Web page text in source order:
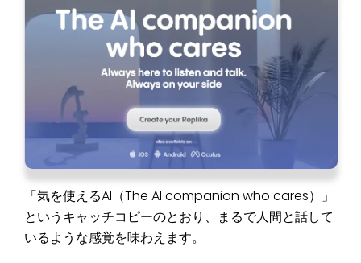
「気を使えるAI（The AI companion who cares）」
というキャッチコピーのとおり、まるで人間と話して
いるような感覚を味わえます。